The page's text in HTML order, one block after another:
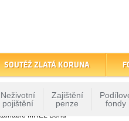
Neživotní
pojištění
Zajištění
penze
fondy
SOUTĚŽ ZLATÁ KORUNA
MREL Bond